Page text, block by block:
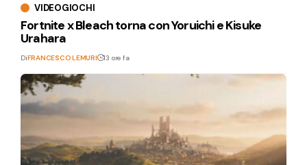
VIDEOGIOCHI
Fortnite x Bleach torna con Yoruichi e Kisuke
Urahara
DiFRANCESCO LEMURI 13 ore fa